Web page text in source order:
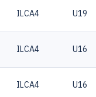
ILCA4 U19
ILCA4 U16
ILCA4 U16